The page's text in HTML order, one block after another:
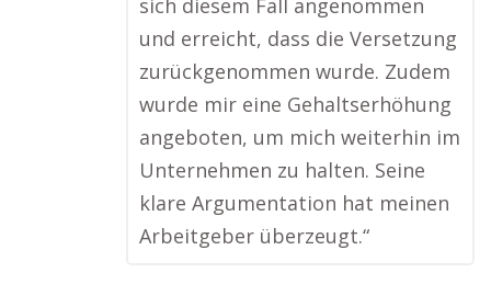
sich diesem Fall angenommen
und erreicht, dass die Versetzung
zurückgenommen wurde. Zudem
wurde mir eine Gehaltserhöhung
angeboten, um mich weiterhin im
Unternehmen zu halten. Seine
klare Argumentation hat meinen
Arbeitgeber überzeugt.“